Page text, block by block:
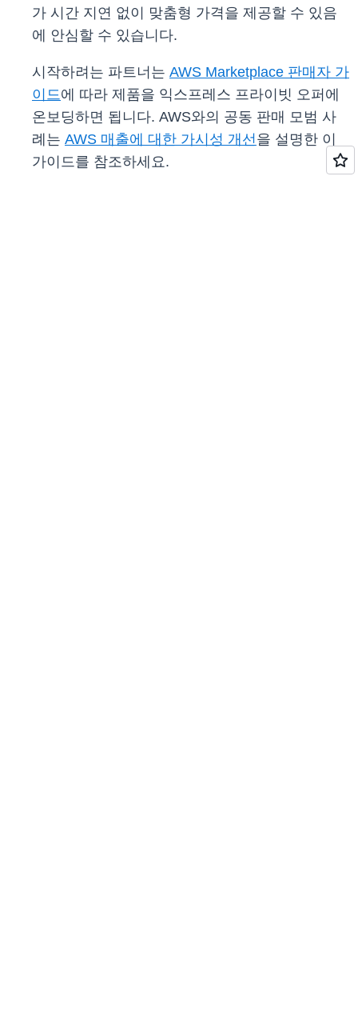
가 시간 지연 없이 맞춤형 가격을 제공할 수 있음
에 안심할 수 있습니다.
시작하려는 파트너는 AWS Marketplace 판매자 가
이드에 따라 제품을 익스프레스 프라이빗 오퍼에
온보딩하면 됩니다. AWS와의 공동 판매 모범 사
례는 AWS 매출에 대한 가시성 개선을 설명한 이
가이드를 참조하세요.